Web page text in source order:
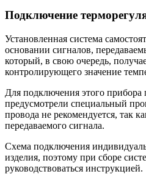
Подключение
Установленная система
основании сигналов,
который, в свою очередь,
контролирующего значение
Для подключения этого прибора
предусмотрели специальный
провода не рекомендуется, так
передаваемого сигнала.
Схема подключения
изделия, поэтому при сборе
руководствоваться инструкцией.